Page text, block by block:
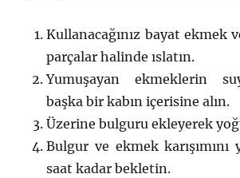
Kullanacağınız bayat ekmek
parçalar halinde ıslatın.
Yumuşayan ekmeklerin
başka bir kabın içerisine alın.
Üzerine bulguru ekleyerek
Bulgur ve ekmek karışımını
saat kadar bekletin.